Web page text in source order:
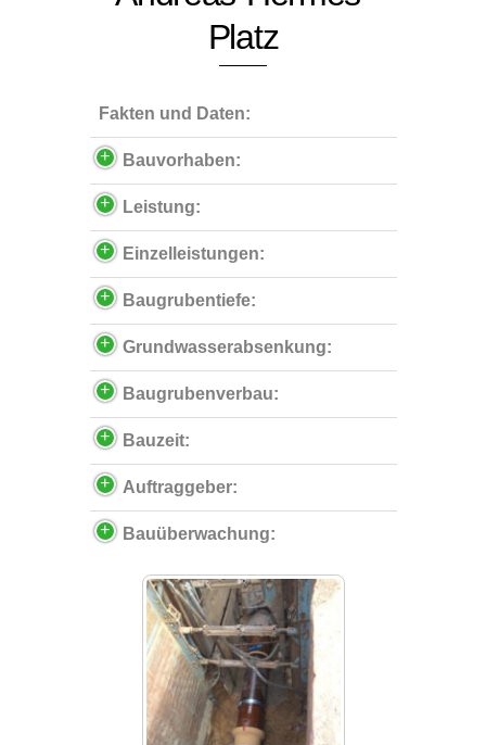
Platz
Fakten und Daten:
Bauvorhaben:
Leistung:
Einzelleistungen:
Baugrubentiefe:
Grundwasserabsenkung:
Baugrubenverbau:
Bauzeit:
Auftraggeber:
Bauüberwachung: